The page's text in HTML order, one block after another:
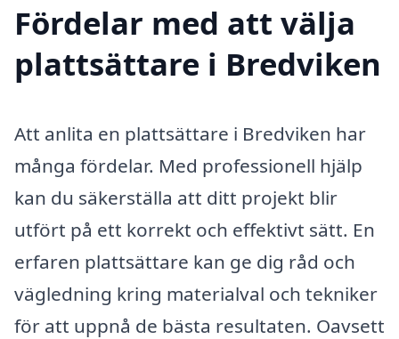
Fördelar med att välja
plattsättare i Bredviken
Att anlita en plattsättare i Bredviken har
många fördelar. Med professionell hjälp
kan du säkerställa att ditt projekt blir
utfört på ett korrekt och effektivt sätt. En
erfaren plattsättare kan ge dig råd och
vägledning kring materialval och tekniker
för att uppnå de bästa resultaten. Oavsett